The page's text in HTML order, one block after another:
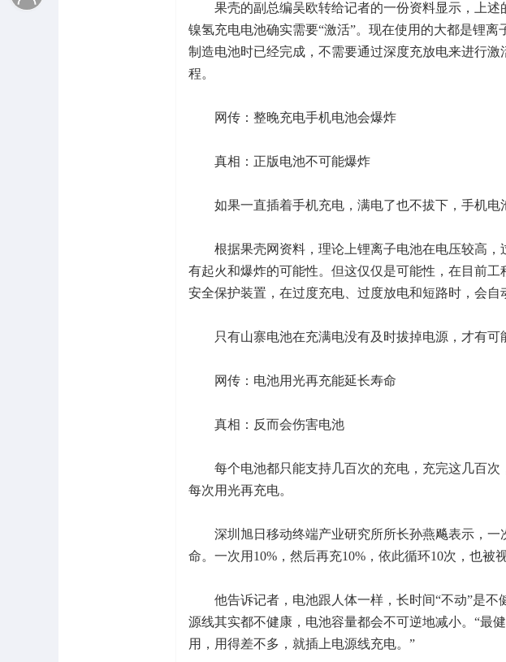
果壳的副总编吴欧转给记者的一份资料显示，上述
镍氢充电电池确实需要“激活”。现在使用的大都是锂离
制造电池时已经完成，不需要通过深度充放电来进行
程。
网传：整晚充电手机电池会爆炸
真相：正版电池不可能爆炸
如果一直插着手机充电，满电了也不拔下，手机电
根据果壳网资料，理论上锂离子电池在电压较高，
有起火和爆炸的可能性。但这仅仅是可能性，在目前
安全保护装置，在过度充电、过度放电和短路时，会自
只有山寨电池在充满电没有及时拔掉电源，才有可
网传：电池用光再充能延长寿命
真相：反而会伤害电池
每个电池都只能支持几百次的充电，充完这几百次
每次用光再充电。
深圳旭日移动终端产业研究所所长孙燕飚表示，一
命。一次用10%，然后再充10%，依此循环10次，也被
他告诉记者，电池跟人体一样，长时间“不动”是不
源线其实都不健康，电池容量都会不可逆地减小。“最
用，用得差不多，就插上电源线充电。”